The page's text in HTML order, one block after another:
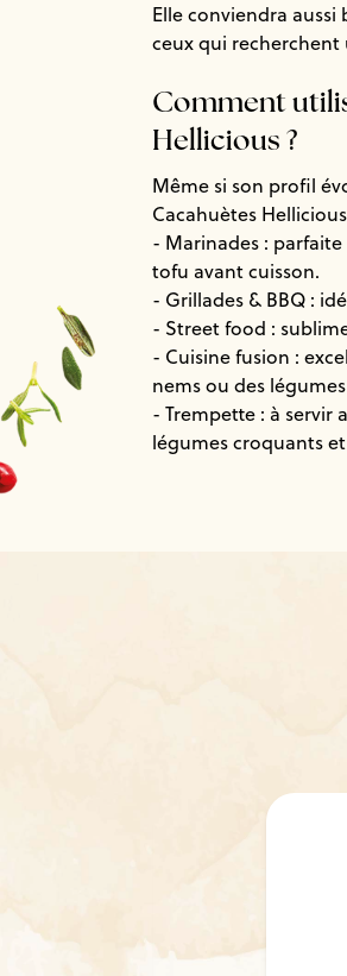
Elle conviendra aussi
ceux qui recherchent
Comment
Hellicious ?
Même si son profil
Cacahuètes
- Marinades :
tofu avant cuisson.
- Grillades & BBQ :
- Street food :
- Cuisine fusion :
nems ou des
- Trempette : à servir
légumes croquants